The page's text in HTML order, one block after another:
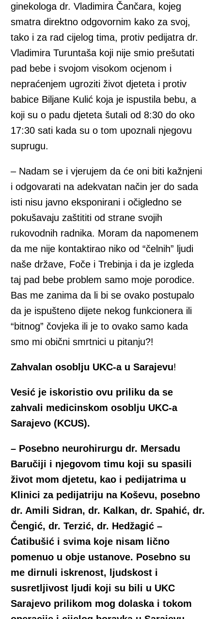
ginekologa dr. Vladimira Čančara, kojeg
smatra direktno odgovornim kako za svoj,
tako i za rad cijelog tima, protiv pedijatra dr.
Vladimira Turuntaša koji nije smio prešutati
pad bebe i svojom visokom ocjenom i
nepraćenjem ugroziti život djeteta i protiv
babice Biljane Kulić koja je ispustila bebu, a
koji su o padu djeteta šutali od 8:30 do oko
17:30 sati kada su o tom upoznali njegovu
suprugu.
– Nadam se i vjerujem da će oni biti kažnjeni
i odgovarati na adekvatan način jer do sada
isti nisu javno eksponirani i očigledno se
pokušavaju zaštititi od strane svojih
rukovodnih radnika. Moram da napomenem
da me nije kontaktirao niko od “čelnih” ljudi
naše države, Foče i Trebinja i da je izgleda
taj pad bebe problem samo moje porodice.
Bas me zanima da li bi se ovako postupalo
da je ispušteno dijete nekog funkcionera ili
“bitnog” čovjeka ili je to ovako samo kada
smo mi obični smrtnici u pitanju?!
Zahvalan osoblju UKC-a u Sarajevu!
Vesić je iskoristio ovu priliku da se
zahvali medicinskom osoblju UKC-a
Sarajevo (KCUS).
– Posebno neurohirurgu dr. Mersadu
Baručiji i njegovom timu koji su spasili
život mom djetetu, kao i pedijatrima u
Klinici za pedijatriju na Koševu, posebno
dr. Amili Sidran, dr. Kalkan, dr. Spahić, dr.
Čengić, dr. Terzić, dr. Hedžagić –
Ćatibušić i svima koje nisam lično
pomenuo u obje ustanove. Posebno su
me dirnuli iskrenost, ljudskost i
susretljivost ljudi koji su bili u UKC
Sarajevo prilikom mog dolaska i tokom